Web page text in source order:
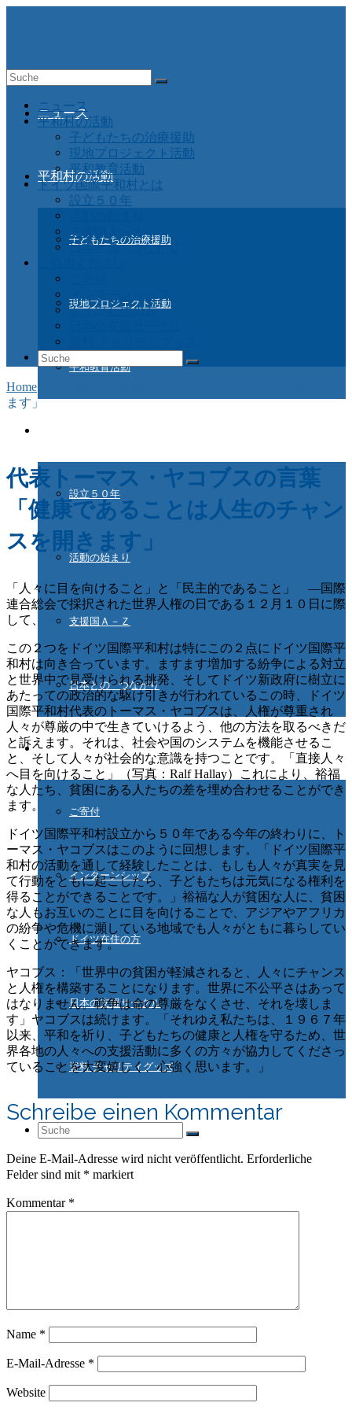
ニュース
平和村の活動
子どもたちの治療援助
現地プロジェクト活動
平和教育活動
設立５０年
活動の始まり
支援国Ａ－Ｚ
日本との つながり
ご協力ください
ご寄付
インターンシップ
ドイツ在住の方
日本の支援サークル
資料 チャリティグッズ
Suche
Suche
ニュース
平和村の活動
子どもたちの治療援助
現地プロジェクト活動
平和教育活動
ドイツ国際平和村とは
設立５０年
支援国Ａ－Ｚ
日本との つながり
インターンシップ
ドイツ在住の方
Suche
nach:
Home
ます」
代表トーマス・ヤコブスの言葉
「健康であることは人生のチャン
スを開きます」
「人々に目を向けること」と「民主的であること」 ―国際
連合総会で採択された世界人権の日である１２月１０日に際
して、
この２つをドイツ国際平和村は特にこの２点にドイツ国際平
和村は向き合っています。ますます増加する紛争による対立
と世界中で見受けられる挑発、そしてドイツ新政府に樹立に
あたっての政治的な駆け引きが行われているこの時、ドイツ
国際平和村代表のトーマス・ヤコブスは、人権が尊重され
人々が尊厳の中で生きていけるよう、他の方法を取るべきだ
と訴えます。それは、社会や国のシステムを機能させるこ
と、そして人々が社会的な意識を持つことです。「直接人々
へ目を向けること」（写真：Ralf Hallay）これにより、裕福
な人たち、貧困にある人たちの差を埋め合わせることができ
ます。
ドイツ国際平和村設立から５０年である今年の終わりに、ト
ーマス・ヤコブスはこのように回想します。「ドイツ国際平
和村の活動を通して経験したことは、もしも人々が真実を見
て行動をともに起こしたら、子どもたちは元気になる権利を
得ることができることです。」裕福な人が貧困な人に、貧困
な人もお互いのことに目を向けることで、アジアやアフリカ
の紛争や危機に瀕している地域でも人々がともに暮らしてい
くことができます。
ヤコブス：「世界中の貧困が軽減されると、人々にチャンス
と人権を構築することになります。世界に不公平さはあって
はなりません。戦争は命の尊厳をなくさせ、それを壊しま
す」ヤコブスは続けます。「それゆえ私たちは、１９６７年
以来、平和を祈り、子どもたちの健康と人権を守るため、世
界各地の人々への支援活動に多くの方々が協力してくださっ
ていることを大変嬉しく、心強く思います。」
Schreibe einen Kommentar
Deine E-Mail-Adresse wird nicht veröffentlicht. Erforderliche
Felder sind mit * markiert
Kommentar *
Name *
E-Mail-Adresse *
Website